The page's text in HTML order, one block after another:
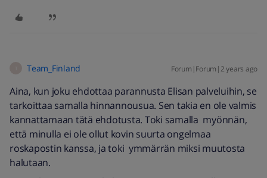
Team_Finland Forum|Forum|2 years ago
Aina, kun joku ehdottaa parannusta Elisan palveluihin, se
tarkoittaa samalla hinnannousua. Sen takia en ole valmis
kannattamaan tätä ehdotusta. Toki samalla myönnän,
että minulla ei ole ollut kovin suurta ongelmaa
roskapostin kanssa, ja toki ymmärrän miksi muutosta
halutaan.